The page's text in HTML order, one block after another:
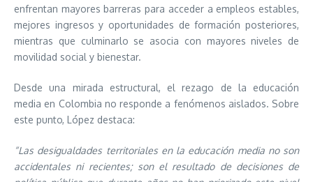
enfrentan mayores barreras para acceder a empleos estables,
mejores ingresos y oportunidades de formación posteriores,
mientras que culminarlo se asocia con mayores niveles de
movilidad social y bienestar.
Desde una mirada estructural, el rezago de la educación
media en Colombia no responde a fenómenos aislados. Sobre
este punto, López destaca:
“Las desigualdades territoriales en la educación media no son
accidentales ni recientes; son el resultado de decisiones de